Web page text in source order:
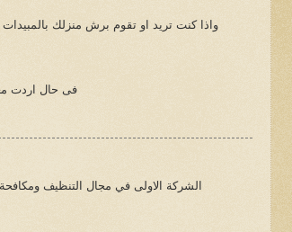
واذا كنت تريد او تقوم برش منزلك بالمبيدات
فى حال اردت
الشركة الاولى في مجال التنظيف